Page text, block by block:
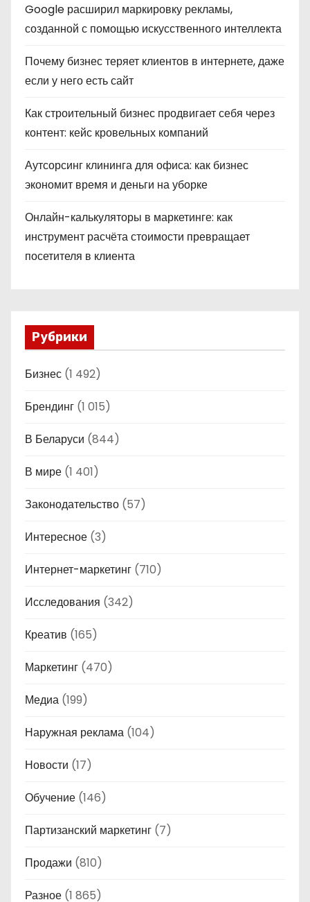
Google расширил маркировку рекламы,
созданной с помощью искусственного интеллекта
Почему бизнес теряет клиентов в интернете, даже
если у него есть сайт
Как строительный бизнес продвигает себя через
контент: кейс кровельных компаний
Аутсорсинг клининга для офиса: как бизнес
экономит время и деньги на уборке
Онлайн-калькуляторы в маркетинге: как
инструмент расчёта стоимости превращает
посетителя в клиента
Рубрики
Бизнес (1 492)
Брендинг (1 015)
В Беларуси (844)
В мире (1 401)
Законодательство (57)
Интересное (3)
Интернет-маркетинг (710)
Исследования (342)
Креатив (165)
Маркетинг (470)
Медиа (199)
Наружная реклама (104)
Новости (17)
Обучение (146)
Партизанский маркетинг (7)
Продажи (810)
Разное (1 865)